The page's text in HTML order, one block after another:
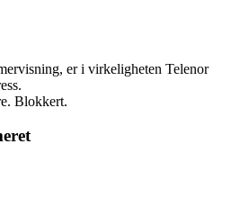
er i virkeligheten Telenor
Blokkert.